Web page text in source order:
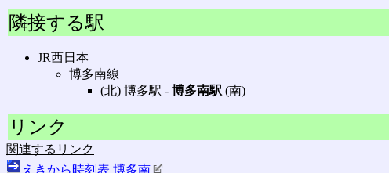
隣接する駅
JR西日本
博多南線
(北) 博多駅 ‐ 博多南駅 (南)
リンク
関連するリンク
えきから時刻表 博多南